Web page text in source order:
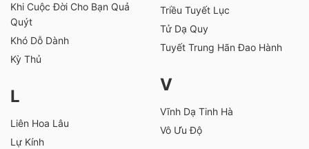
Khi Cuộc Đời Cho Bạn Quả
Quýt
Khó Dỗ Dành
Kỳ Thủ
L
Liên Hoa Lâu
Lự Kính
Triều Tuyết Lục
Tử Dạ Quy
Tuyết Trung Hãn Đao Hành
V
Vĩnh Dạ Tinh Hà
Vô Ưu Độ